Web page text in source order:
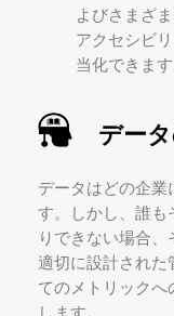
よびさまざ
アクセシビ
当化できます
デー
データはどの企業
す。しかし、誰も
りできない場合、
適切に設計された
てのメトリックへ